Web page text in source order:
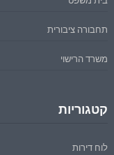
תחבורה ציבורית
משרד הרישוי
קטגוריות
לוח דירות